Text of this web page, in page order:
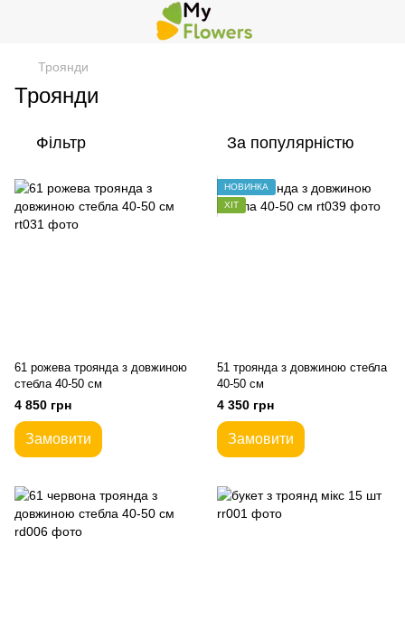
Троянди
Троянди
Фільтр За популярністю
61 рожева троянда з довжиною
стебла 40-50 см
4 850 грн
Замовити
НОВИНКА
ХІТ
51 троянда з довжиною стебла
40-50 см
4 350 грн
Замовити